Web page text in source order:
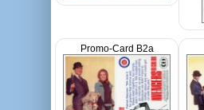
Promo-Card B2a